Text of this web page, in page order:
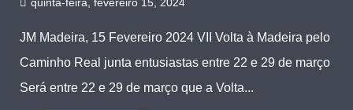
JM Madeira, 15 Fevereiro 2024 VII Volta à Madeira pelo
Caminho Real junta entusiastas entre 22 e 29 de março
Será entre 22 e 29 de março que a Volta...